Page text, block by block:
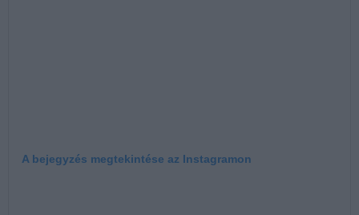
A bejegyzés megtekintése az Instagramon